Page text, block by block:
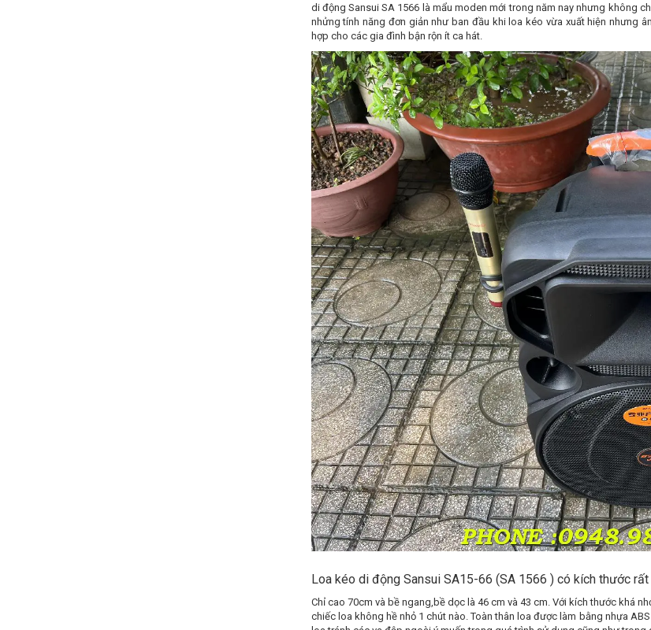
di động Sansui SA 1566 là mẩu moden mới trong năm nay nhưng không
nhửng tính năng đơn giản như ban đầu khi loa kéo vừa xuất hiện nhưng
hợp cho các gia đình bận rộn ít ca hát.
Loa kéo di động Sansui SA15-66 (SA 1566 ) có kích thước rất
Chỉ cao 70cm và bề ngang,bề dọc là 46 cm và 43 cm. Với kích thước khá
chiếc loa không hề nhỏ 1 chút nào. Toàn thân loa được làm bằng nhựa